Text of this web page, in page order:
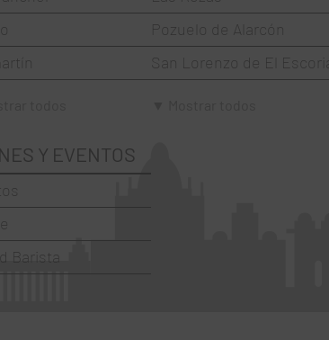
El Pardo
Aravaca
Y EVENTOS
Barista
Pozuelo de Alarcón
San Lorenzo de El Escorial